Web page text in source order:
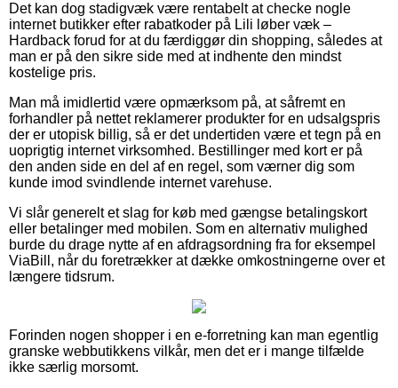
Det kan dog stadigvæk være rentabelt at checke nogle
internet butikker efter rabatkoder på Lili løber væk –
Hardback forud for at du færdiggør din shopping, således at
man er på den sikre side med at indhente den mindst
kostelige pris.
Man må imidlertid være opmærksom på, at såfremt en
forhandler på nettet reklamerer produkter for en udsalgspris
der er utopisk billig, så er det undertiden være et tegn på en
uoprigtig internet virksomhed. Bestillinger med kort er på
den anden side en del af en regel, som værner dig som
kunde imod svindlende internet varehuse.
Vi slår generelt et slag for køb med gængse betalingskort
eller betalinger med mobilen. Som en alternativ mulighed
burde du drage nytte af en afdragsordning fra for eksempel
ViaBill, når du foretrækker at dække omkostningerne over et
længere tidsrum.
Forinden nogen shopper i en e-forretning kan man egentlig
granske webbutikkens vilkår, men det er i mange tilfælde
ikke særlig morsomt.